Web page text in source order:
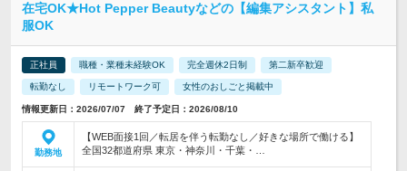
在宅OK★Hot Pepper Beautyなどの【編集アシスタント】私
服OK
正社員 職種・業種未経験OK 完全週休2日制 第二新卒歓迎
転勤なし リモートワーク可 女性のおしごと掲載中
情報更新日：2026/07/07 終了予定日：2026/08/10
勤務地
【WEB面接1回／転居を伴う転勤なし／好きな場所で働ける】
全国32都道府県 東京・神奈川・千葉・…